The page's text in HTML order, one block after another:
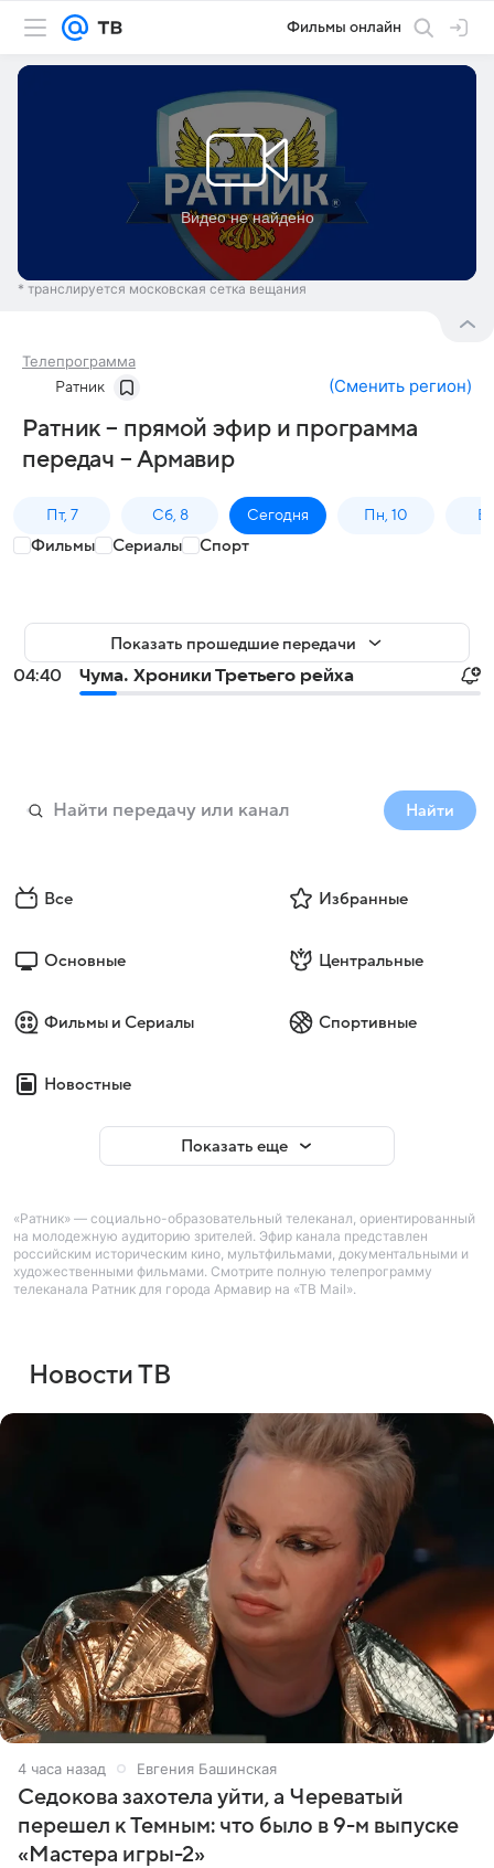
Фильмы онлайн
* транслируется московская сетка вещания
Телепрограмма
Ратник (Сменить регион)
Ратник – прямой эфир и программа
передач – Армавир
Пт, 7 Сб, 8 Сегодня Пн, 10
Фильмы Сериалы Спорт
Показать прошедшие передачи
04:40 Чума. Хроники Третьего рейха
Найти
Все Избранные
Основные Центральные
Фильмы и Сериалы Спортивные
Новостные
Показать еще
«Ратник» — социально-образовательный телеканал, ориентированный
на молодежную аудиторию зрителей. Эфир канала представлен
российским историческим кино, мультфильмами, документальными и
художественными фильмами. Смотрите полную телепрограмму
телеканала Ратник для города Армавир на «ТВ Mail».
Новости ТВ
4 часа назад Евгения Башинская
Седокова захотела уйти, а Череватый
перешел к Темным: что было в 9-м выпуске
«Мастера игры-2»